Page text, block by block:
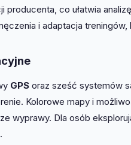
producenta, co ułatwia
i adaptacja
GPS oraz sześć systemów
Kolorowe mapy i
wyprawy. Dla osób